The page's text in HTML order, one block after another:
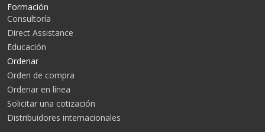
Formación
Consultoría
Direct Assistance
Educación
Ordenar
Orden de compra
Ordenar en línea
Solicitar una cotización
Distribuidores internacionales